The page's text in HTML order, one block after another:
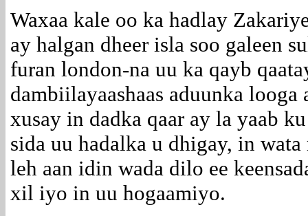
Waxaa kale oo ka hadlay
ay halgan dheer isla soo galeen
furan london-na uu ka qayb
dambiilayaashaas aduunka
xusay in dadka qaar ay la yaab
sida uu hadalka u dhigay, in
leh aan idin wada dilo ee
xil iyo in uu hogaamiyo.